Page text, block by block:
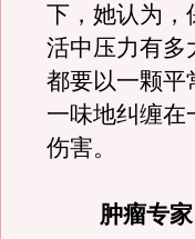
下，她认为，
活中压力有多
都要以一颗平
一味地纠缠在
伤害。
肿瘤专